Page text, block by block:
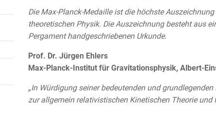
Die Max-Planck-Medaille ist die höchste
theoretischen Physik. Die Auszeichnung besteht aus
Pergament handgeschriebenen Urkunde.
Prof. Dr. Jürgen Ehlers
Max-Planck-Institut für Gravitationsphysik, Albert-
„In Würdigung seiner bedeutenden und
zur allgemein relativistischen Kinetischen Theorie und